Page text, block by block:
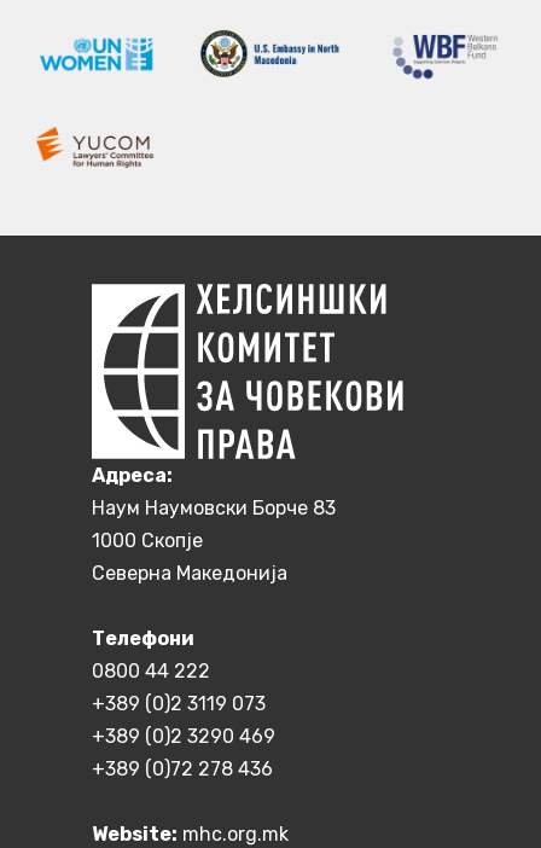
Aдреса:
Наум Наумовски Борче 83
1000 Скопје
Северна Македонија
Телефони
0800 44 222
+389 (0)2 3119 073
+389 (0)2 3290 469
+389 (0)72 278 436
Website: mhc.org.mk